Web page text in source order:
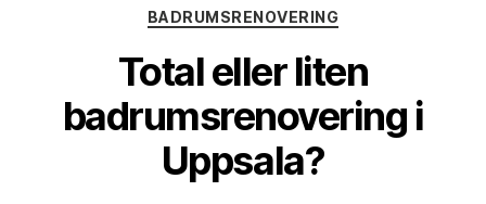
Kategorier
BADRUMSRENOVERING
Total eller liten
badrumsrenovering i
Uppsala?